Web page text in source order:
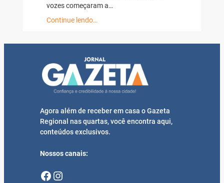
vozes começaram a…
Continue lendo…
Agora além de receber em casa o Gazeta
Regional nas quartas, você encontra aqui,
conteúdos exclusivos.
Nossos canais:
Facebook Instagram